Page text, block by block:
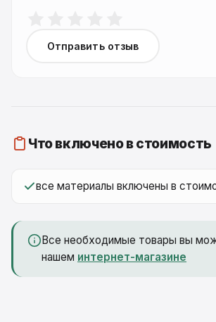
Отправить отзыв
Что включено в стоимость
все материалы включены в
Все необходимые товары вы
нашем интернет-магазине